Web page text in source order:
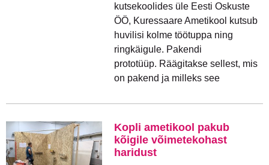
kutsekoolides üle Eesti Oskuste
ÖÖ, Kuressaare Ametikool kutsub
huvilisi kolme töötuppa ning
ringkäigule. Pakendi
prototüüp. Räägitakse sellest, mis
on pakend ja milleks see
Kopli ametikool pakub
kõigile võimetekohast
haridust